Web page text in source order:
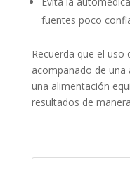
fuentes poco
Recuerda que el
acompañado de una
una alimentación
resultados de